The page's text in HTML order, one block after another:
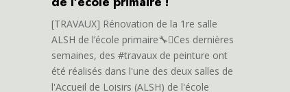
[TRAVAUX] Rénovation de la 1re salle
ALSH de l’école primaire🔧🫟Ces dernières
semaines, des #travaux de peinture ont
été réalisés dans l'une des deux salles de
l'Accueil de Loisirs (ALSH) de l'école